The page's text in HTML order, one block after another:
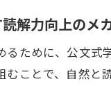
解力向上のメ
るために、公文式
むことで、自然と